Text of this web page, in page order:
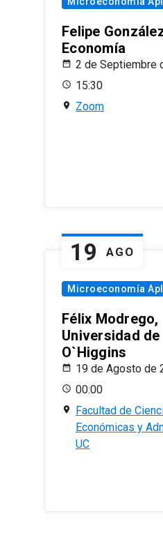
Felipe
Economía
2 de Septiembre
15:30
Zoom
19 AGO
Microeconomía
Félix Modrego,
Universidad de
O`Higgins
19 de Agosto de
00:00
Facultad de
Económicas y
UC